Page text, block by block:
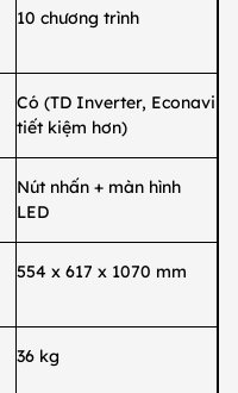
10 chương trình
Có (TD Inverter, Econavi
tiết kiệm hơn)
Nút nhấn + màn hình
LED
554 x 617 x 1070 mm
36 kg